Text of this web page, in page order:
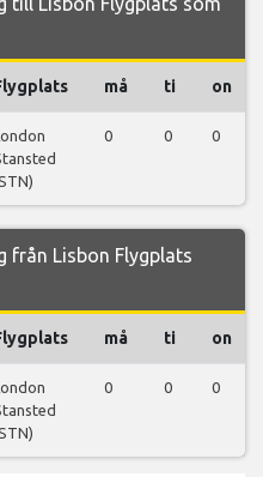
må ti on
0 0 0
från Lisbon Flygplats
må ti on
0 0 0